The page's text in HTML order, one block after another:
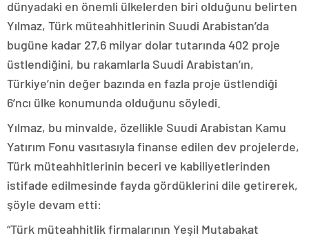
dünyadaki en önemli ülkelerden biri olduğunu belirten
Yılmaz, Türk müteahhitlerinin Suudi Arabistan’da
bugüne kadar 27,6 milyar dolar tutarında 402 proje
üstlendiğini, bu rakamlarla Suudi Arabistan’ın,
Türkiye’nin değer bazında en fazla proje üstlendiği
6’ncı ülke konumunda olduğunu söyledi.
Yılmaz, bu minvalde, özellikle Suudi Arabistan Kamu
Yatırım Fonu vasıtasıyla finanse edilen dev projelerde,
Türk müteahhitlerinin beceri ve kabiliyetlerinden
istifade edilmesinde fayda gördüklerini dile getirerek,
şöyle devam etti:
“Türk müteahhitlik firmalarının Yeşil Mutabakat